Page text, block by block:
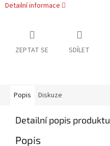
Detailní informace
ZEPTAT SE SDÍLET
Popis Diskuze
Detailní popis produktu
Popis